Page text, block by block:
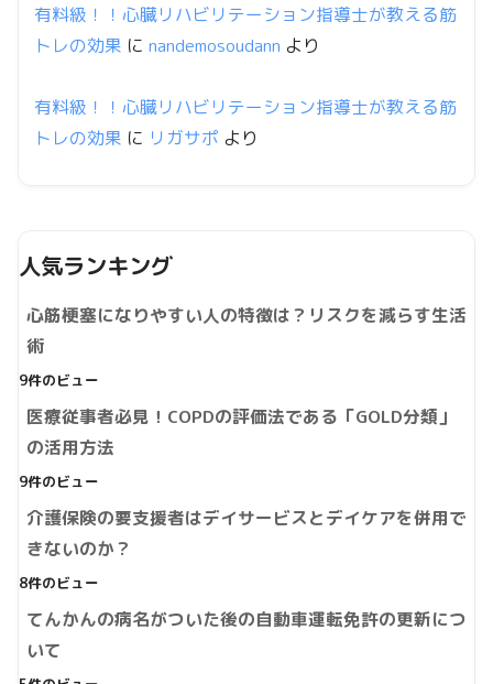
有料級！！心臓リハビリテーション指導士が教える筋
トレの効果 に nandemosoudann より
有料級！！心臓リハビリテーション指導士が教える筋
トレの効果 に リガサポ より
人気ランキング
心筋梗塞になりやすい人の特徴は？リスクを減らす生活
術
9件のビュー
医療従事者必見！COPDの評価法である「GOLD分類」
の活用方法
9件のビュー
介護保険の要支援者はデイサービスとデイケアを併用で
きないのか？
8件のビュー
てんかんの病名がついた後の自動車運転免許の更新につ
いて